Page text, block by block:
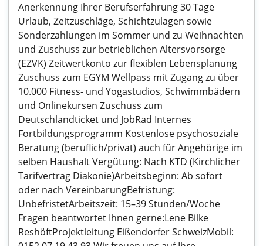
Anerkennung Ihrer Berufserfahrung 30 Tage
Urlaub, Zeitzuschläge, Schichtzulagen sowie
Sonderzahlungen im Sommer und zu Weihnachten
und Zuschuss zur betrieblichen Altersvorsorge
(EZVK) Zeitwertkonto zur flexiblen Lebensplanung
Zuschuss zum EGYM Wellpass mit Zugang zu über
10.000 Fitness- und Yogastudios, Schwimmbädern
und Onlinekursen Zuschuss zum
Deutschlandticket und JobRad Internes
Fortbildungsprogramm Kostenlose psychosoziale
Beratung (beruflich/privat) auch für Angehörige im
selben Haushalt Vergütung: Nach KTD (Kirchlicher
Tarifvertrag Diakonie)Arbeitsbeginn: Ab sofort
oder nach VereinbarungBefristung:
UnbefristetArbeitszeit: 15–39 Stunden/Woche
Fragen beantwortet Ihnen gerne:Lene Bilke
ReshöftProjektleitung Eißendorfer SchweizMobil: